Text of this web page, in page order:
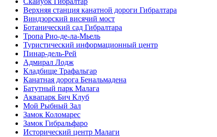
Верхняя станция канатной дороги Гибралтара
Виндзорский висячий мост
Ботанический сад Гибралтара
Тропа Рио-де-ла-Мьель
Туристический информационный центр
Пинар-дель-Рей
Адмирал Лодж
Кладбище Трафальгар
Канатная дорога Бенальмадена
Батутный парк Малага
Аквапарк Бич Клуб
Мой Рыбный Зал
Замок Коломарес
Замок Гибральфаро
Исторический центр Малаги